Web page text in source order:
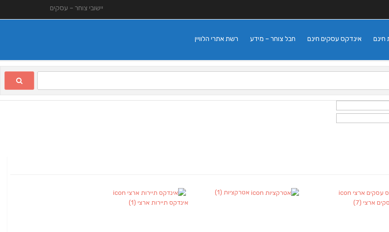
יישובי צוחר – עסקים
רשת אתרי הלוויין חבל צוחר – מידע אינדקס עסקים חינם חינם
ארצי (7)
אטרקציות (1)
אינדקס תיירות ארצי (1)